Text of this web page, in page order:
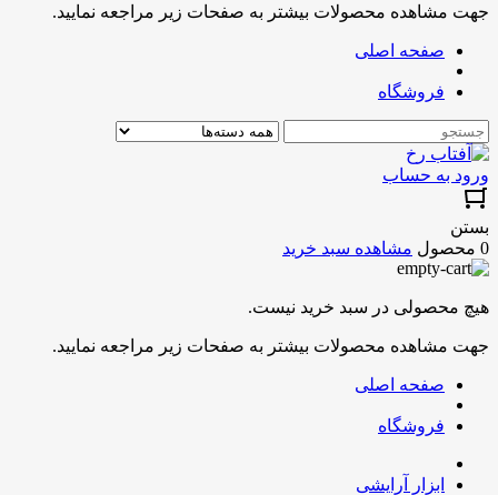
جهت مشاهده محصولات بیشتر به صفحات زیر مراجعه نمایید.
صفحه اصلی
فروشگاه
ورود به حساب
بستن
0 محصول
مشاهده سبد خرید
هیچ محصولی در سبد خرید نیست.
جهت مشاهده محصولات بیشتر به صفحات زیر مراجعه نمایید.
صفحه اصلی
فروشگاه
ابزار آرایشی